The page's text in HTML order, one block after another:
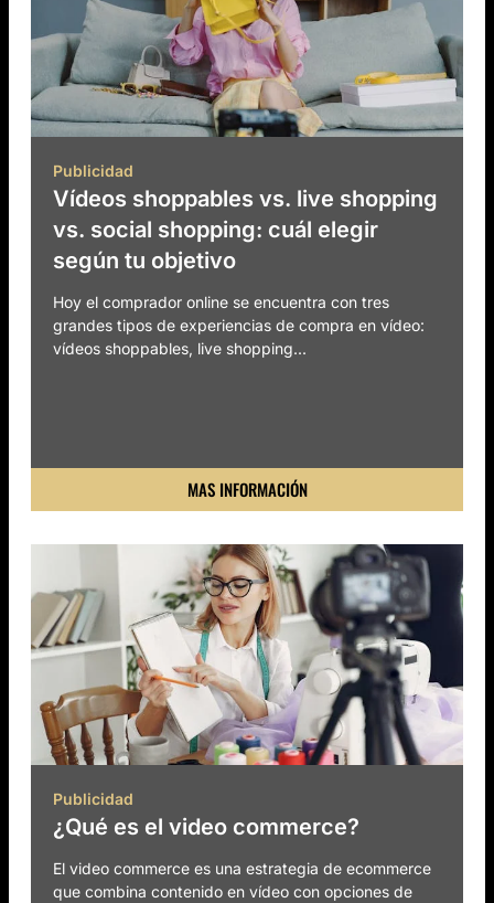
Publicidad
Vídeos shoppables vs. live shopping
vs. social shopping: cuál elegir
según tu objetivo
Hoy el comprador online se encuentra con tres
grandes tipos de experiencias de compra en vídeo:
vídeos shoppables, live shopping...
MAS INFORMACIÓN
Publicidad
¿Qué es el video commerce?
El video commerce es una estrategia de ecommerce
que combina contenido en vídeo con opciones de